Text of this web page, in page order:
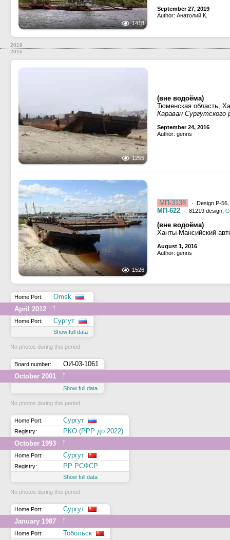
1418
September 27, 2019
Author: Анатолий К.
2019
2016
1255
(вне водоёма)
Тюменская область,
Караван Сургутского
September 24, 2016
Author: genris
1526
МП-3138 · Design Р-56,
МП-622 · 81219 design,
(вне водоёма)
Ханты-Мансийский
August 1, 2016
Author: genris
Home Port:
Omsk
April 2012
↑
Home Port: Сургут
Show full data
No photos during this period
Board number:
ОИ-03-1061
October 2001
↑
Show full data
No photos during this period
Home Port: Сургут
Registry:
РКО (РРР до 2022)
October 1993
↑
Home Port: Сургут
Registry: РР РСФСР
Show full data
No photos during this period
Home Port:
Сургут
January 1987
↑
Home Port: Тобольск